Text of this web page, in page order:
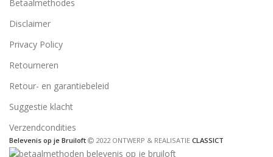
Betaalmethodes
Disclaimer
Privacy Policy
Retourneren
Retour- en garantiebeleid
Suggestie klacht
Verzendcondities
Belevenis op je Bruiloft 2022 ONTWERP & REALISATIE CLASSICT